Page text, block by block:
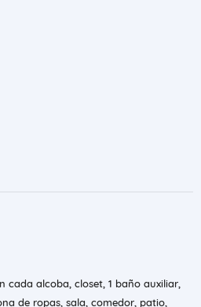
cada alcoba, closet, 1 baño auxiliar,
de ropas, sala, comedor, patio,